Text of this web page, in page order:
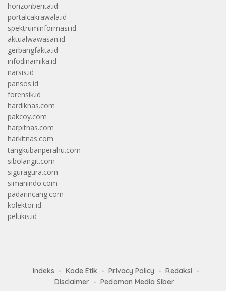
horizonberita.id
portalcakrawala.id
spektruminformasi.id
aktualwawasan.id
gerbangfakta.id
infodinamika.id
narsis.id
pansos.id
forensik.id
hardiknas.com
pakcoy.com
harpitnas.com
harkitnas.com
tangkubanperahu.com
sibolangit.com
siguragura.com
simanindo.com
padarincang.com
kolektor.id
pelukis.id
Indeks Kode Etik Privacy Policy
Redaksi
Disclaimer
Pedoman Media Siber